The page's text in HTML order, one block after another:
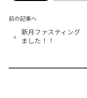
前の記事へ
« 新月ファスティング
ました！！